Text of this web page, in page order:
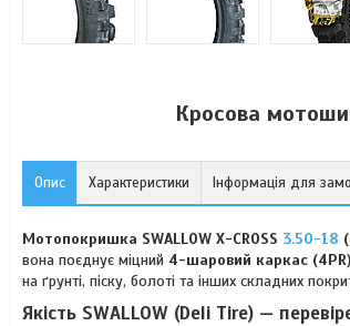
Кросова
Опис Характеристики Інформація для
Мотопокришка SWALLOW X-CROSS 3.50-18
вона поєднує міцний 4-шаровий каркас (4PR)
на ґрунті, піску, болоті та інших складних
Якість SWALLOW (Deli Tire) —